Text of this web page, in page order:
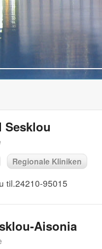
Sesklou
Regionale Kliniken
til.24210-95015
Aisonia